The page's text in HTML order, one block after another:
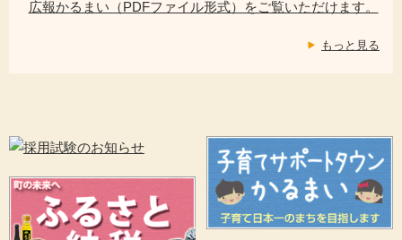
広報かるまい（PDFファイル形式）をご覧いただけます。
もっと見る